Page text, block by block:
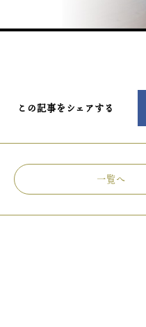
この記事をシェアする
一覧へ